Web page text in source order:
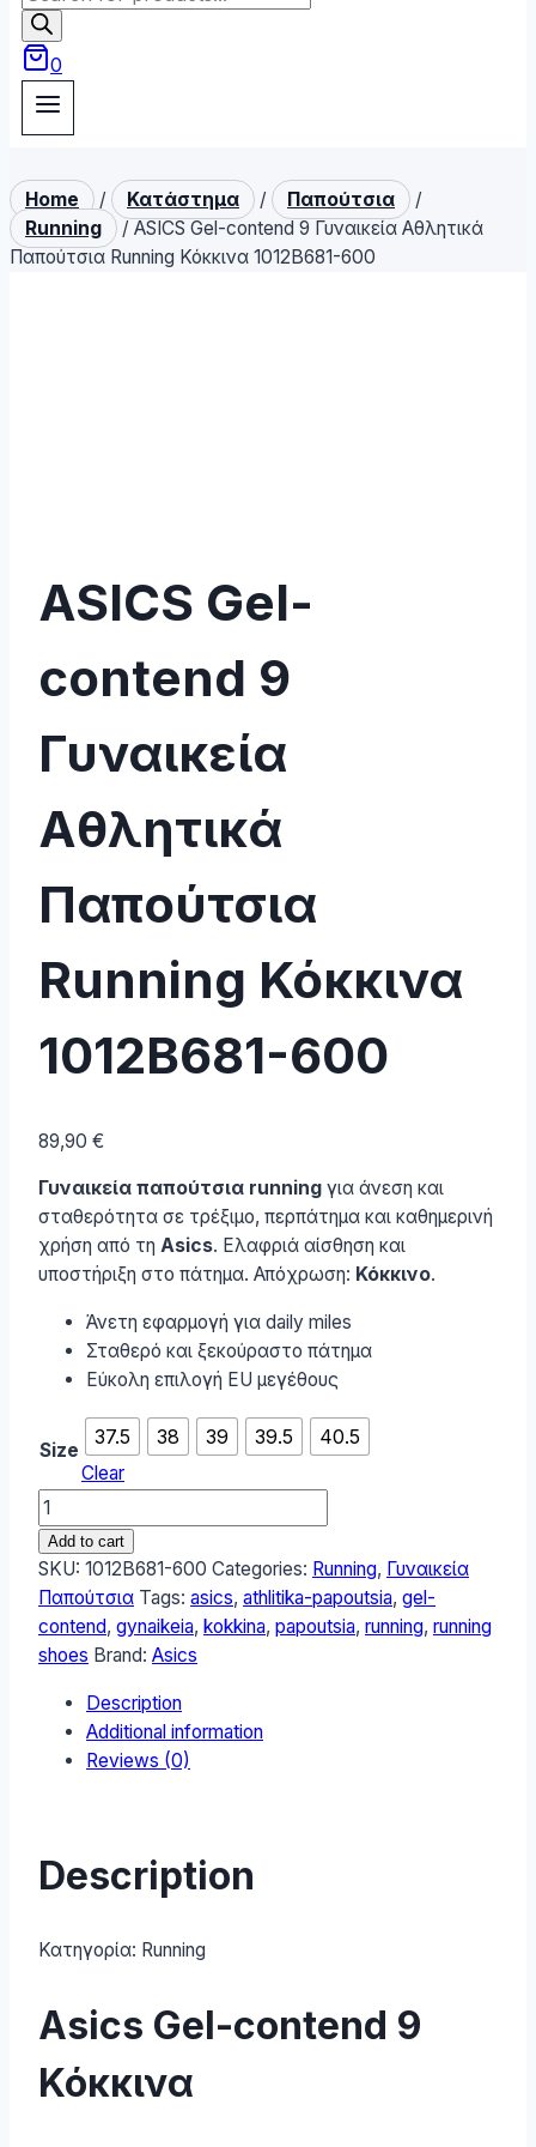
search
0
Home / Κατάστημα / Παπούτσια
/
Running
/ ASICS Gel-contend 9 Γυναικεία Αθλητικά
Παπούτσια Running Κόκκινα 1012B681-600
ASICS Gel-
contend 9
Γυναικεία
Αθλητικά
Παπούτσια
Running Κόκκινα
1012B681-600
89,90 €
Γυναικεία παπούτσια running για άνεση και
σταθερότητα σε τρέξιμο, περπάτημα και καθημερινή
χρήση από τη Asics. Ελαφριά αίσθηση και
υποστήριξη στο πάτημα. Απόχρωση: Κόκκινο.
Άνετη εφαρμογή για daily miles
Σταθερό και ξεκούραστο πάτημα
Εύκολη επιλογή EU μεγέθους
Size
37.5 38 39 39.5 40.5
Clear
ASICS
Gel-
contend
9
Γυναικεία
Αθλητικά
Running
Κόκκινα
1012B681-
Add to cart
SKU: 1012B681-600 Categories: Running, Γυναικεία
Παπούτσια Tags: asics, athlitika-papoutsia, gel-
contend, gynaikeia, kokkina, papoutsia, running, running
shoes Brand: Asics
Description
Additional information
Reviews (0)
Description
Κατηγορία: Running
Asics Gel-contend 9
Κόκκινα